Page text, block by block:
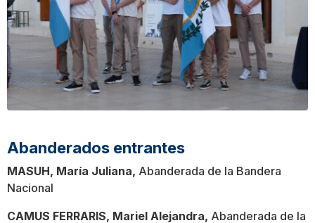
Abanderados entrantes
MASUH, María Juliana, Abanderada de la Bandera
Nacional
CAMUS FERRARIS, Mariel Alejandra, Abanderada de la